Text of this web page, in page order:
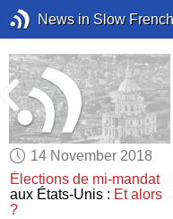
News in Slow French
14 November 2018
Élections de mi-mandat
aux États-Unis : Et alors
?